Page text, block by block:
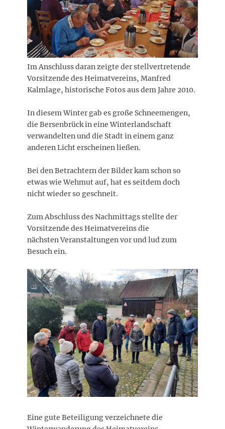
Im Anschluss daran zeigte der stellvertretende
Vorsitzende des Heimatvereins, Manfred
Kalmlage, historische Fotos aus dem Jahre 2010.
In diesem Winter gab es große Schneemengen,
die Bersenbrück in eine Winterlandschaft
verwandelten und die Stadt in einem ganz
anderen Licht erscheinen ließen.
Bei den Betrachtern der Bilder kam schon so
etwas wie Wehmut auf, hat es seitdem doch
nicht wieder so geschneit.
Zum Abschluss des Nachmittags stellte der
Vorsitzende des Heimatvereins die
nächsten Veranstaltungen vor und lud zum
Besuch ein.
Eine gute Beteiligung verzeichnete die